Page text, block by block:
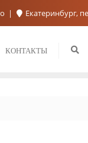
Екатеринбург,
КОНТАКТЫ